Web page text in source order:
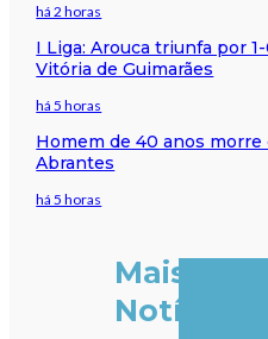
há 2 horas
I Liga: Arouca triunfa por
Vitória de Guimarães
há 5 horas
Homem de 40 anos morre
Abrantes
há 5 horas
Mais
Notícias